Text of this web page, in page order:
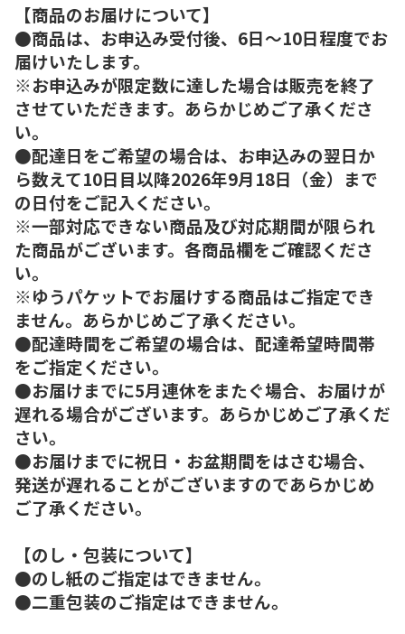
【商品のお届けについて】
●商品は、お申込み受付後、6日～10日程度でお
届けいたします。
※お申込みが限定数に達した場合は販売を終了
させていただきます。あらかじめご了承くださ
い。
●配達日をご希望の場合は、お申込みの翌日か
ら数えて10日目以降2026年9月18日（金）まで
の日付をご記入ください。
※一部対応できない商品及び対応期間が限られ
た商品がございます。各商品欄をご確認くださ
い。
※ゆうパケットでお届けする商品はご指定でき
ません。あらかじめご了承ください。
●配達時間をご希望の場合は、配達希望時間帯
をご指定ください。
●お届けまでに5月連休をまたぐ場合、お届けが
遅れる場合がございます。あらかじめご了承くだ
さい。
●お届けまでに祝日・お盆期間をはさむ場合、
発送が遅れることがございますのであらかじめ
ご了承ください。
【のし・包装について】
●のし紙のご指定はできません。
●二重包装のご指定はできません。